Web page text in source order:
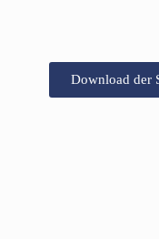
Download der